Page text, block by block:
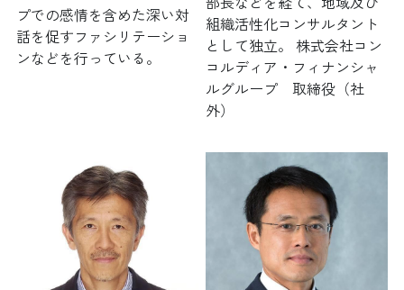
プでの感情を含めた深い対
話を促すファシリテーショ
ンなどを行っている。
組織活性化コンサルタント
として独立。 株式会社コン
コルディア・フィナンシャ
ルグループ　取締役（社
外）